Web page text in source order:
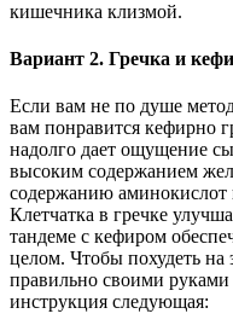
кишечника клизмой.
Вариант 2. Гречка и
Если вам не по душе
вам понравится кефирно
надолго дает ощущение
высоким содержанием
содержанию аминокислот
Клетчатка в гречке
тандеме с кефиром
целом. Чтобы похудеть на
правильно своими
инструкция следующая: